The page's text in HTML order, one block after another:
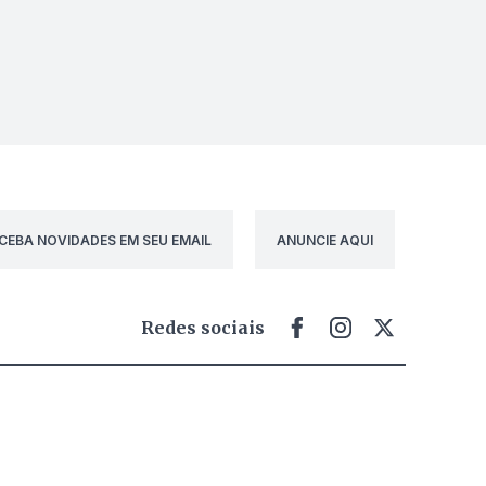
NOVIDADES EM SEU EMAIL ANUNCIE AQUI
Redes sociais